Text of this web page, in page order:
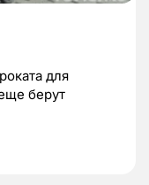
для
берут